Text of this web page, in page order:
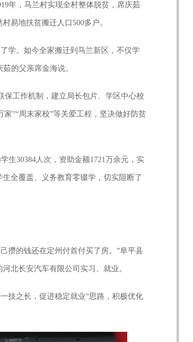
年，马兰村实现全村整体脱贫，席庆茹
易地扶贫搬迁人口500多户。
。如今全家搬迁到马兰新区，不仅学
的父亲席金海说。
工作机制，建立局长包片、学区中心校
”“周末家校”等关爱工程，坚决做好防贫
30384人次，资助金额1721万余元，实
全覆盖、义务教育零辍学，切实阻断了
的钱还在定州付首付买了房。”阜平县
北长安汽车有限公司实习、就业。
之长，促进稳定就业”思路，积极优化